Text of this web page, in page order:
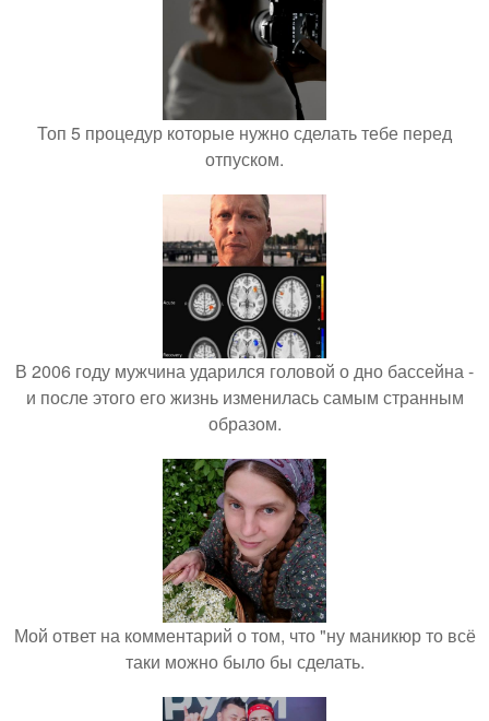
Топ 5 процедур которые нужно сделать тебе перед
отпуском.
В 2006 году мужчина ударился головой о дно бассейна -
и после этого его жизнь изменилась самым странным
образом.
Мой ответ на комментарий о том, что "ну маникюр то всё
таки можно было бы сделать.